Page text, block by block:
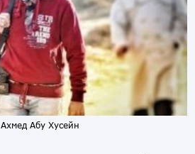
Ахмед Абу Хусейн